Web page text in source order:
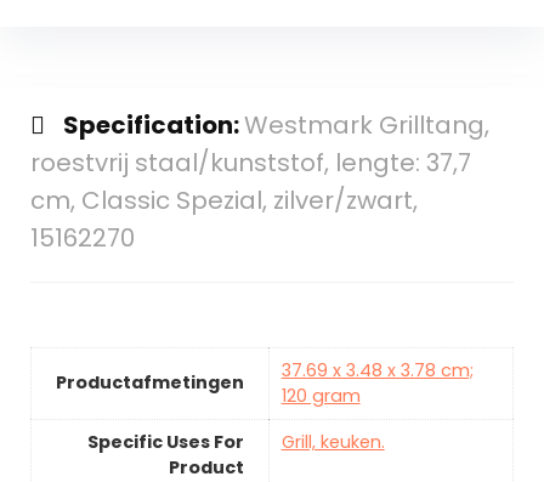
Specification:Westmark Grilltang,
roestvrij staal/kunststof, lengte: 37,7
cm, Classic Spezial, zilver/zwart,
15162270
Productafmetingen
37.69 x 3.48 x 3.78 cm;
120 gram
Specific Uses For
Product
Grill, keuken.